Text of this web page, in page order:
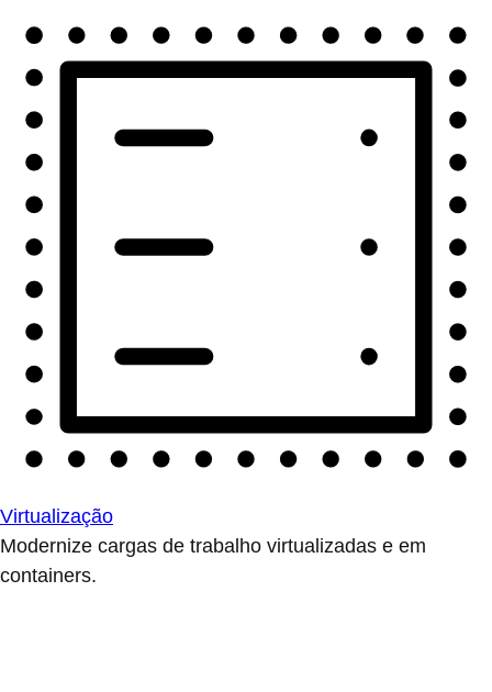
Virtualização
Modernize cargas de trabalho virtualizadas e em
containers.